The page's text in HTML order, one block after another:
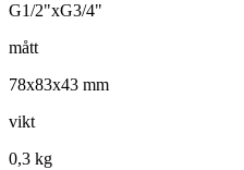
G1/2"xG3/4"
mått
78x83x43 mm
vikt
0,3 kg